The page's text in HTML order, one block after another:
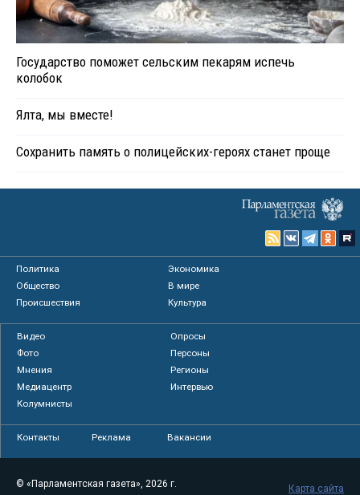
Государство поможет сельским пекарям испечь
колобок
Ялта, мы вместе!
Сохранить память о полицейских-героях станет проще
Политика
Экономика
Общество
В мире
Происшествия
Культура
Видео
Опросы
Фото
Персоны
Мнения
Регионы
Медиацентр
Интервью
Колумнисты
Контакты Реклама Вакансии
© «Парламентская газета», 2026 г.
Карта сайта